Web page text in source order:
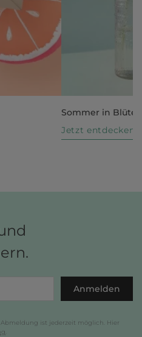
Sommer in Blüte
Jetzt entdecken
Anmelden
ist jederzeit möglich. Hier